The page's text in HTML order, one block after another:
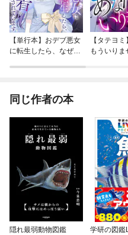
子書籍化するにあたり、電子書籍
あります。また、印刷出版とは異
会社西東社／seitosha
【単行本】おデブ悪女
に転生したら、なぜか
【タテヨ
もういりま
同じ作者の本
隠れ最弱動物図鑑
学研の図鑑